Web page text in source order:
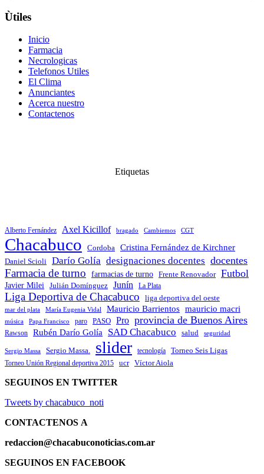
Ùtiles
Inicio
Farmacia
Necrologicas
Telefonos Utiles
El Clima
Anunciantes
Acerca nuestro
Contactenos
Etiquetas
Alberto Fernández Axel Kicillof bragado Cambiemos CGT
Chacabuco Cordoba Cristina Fernández de Kirchner
Daniel Scioli Darío Golía designaciones docentes docentes
Farmacia de turno farmacias de turno Frente Renovador Futbol
Javier Milei Julián Domínguez Junín La Plata
Liga Deportiva de Chacabuco liga deportiva del oeste
mar del plata María Eugenia Vidal Mauricio Barrientos mauricio macri
música Papa Francisco paro PASO Pro provincia de Buenos Aires
Rawson Rubén Darío Golía SAD Chacabuco salud seguridad
Sergio Massa Sergio Massa. slider tecnología Torneo Seis Ligas
Torneo Unión Regional deportiva 2015 ucr Víctor Aiola
SEGUINOS EN TWITTER
Tweets by chacabuco_noti
CONTACTENOS A
redaccion@chacabuconoticias.com.ar
SEGUINOS EN FACEBOOK